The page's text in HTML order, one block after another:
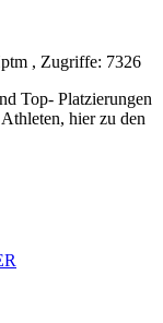
, Zugriffe: 7326
Top- Platzierungen
hier zu den